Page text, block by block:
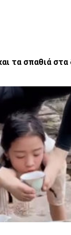
τα σπαθιά